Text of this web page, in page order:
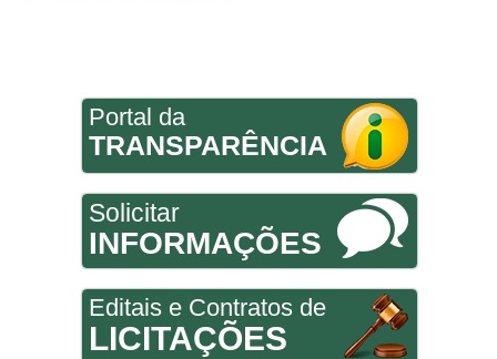
Portal da
TRANSPARÊNCIA
Solicitar
INFORMAÇÕES
Editais e Contratos de
LICITAÇÕES